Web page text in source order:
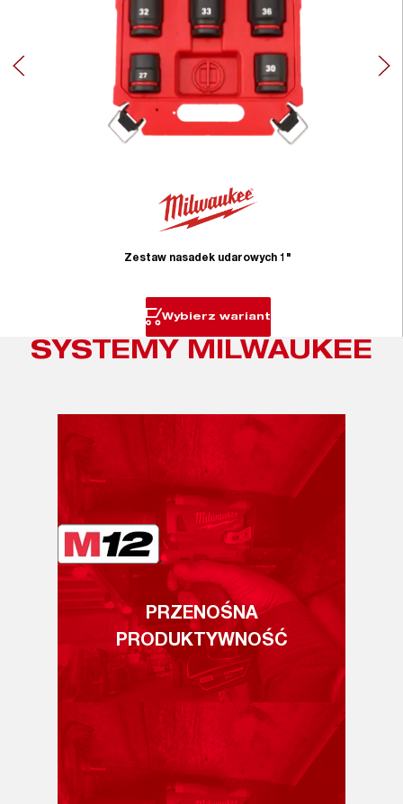
Zestaw nasadek udarowych 1"
Wybierz wariant
SYSTEMY MILWAUKEE
PRZENOŚNA
PRODUKTYWNOŚĆ